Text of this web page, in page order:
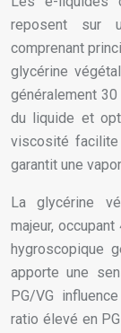
reposent sur
comprenant
glycérine
généralement
du liquide et
viscosité
garantit une
La glycérine
majeur,
hygroscopique
apporte une
PG/VG
ratio élevé en